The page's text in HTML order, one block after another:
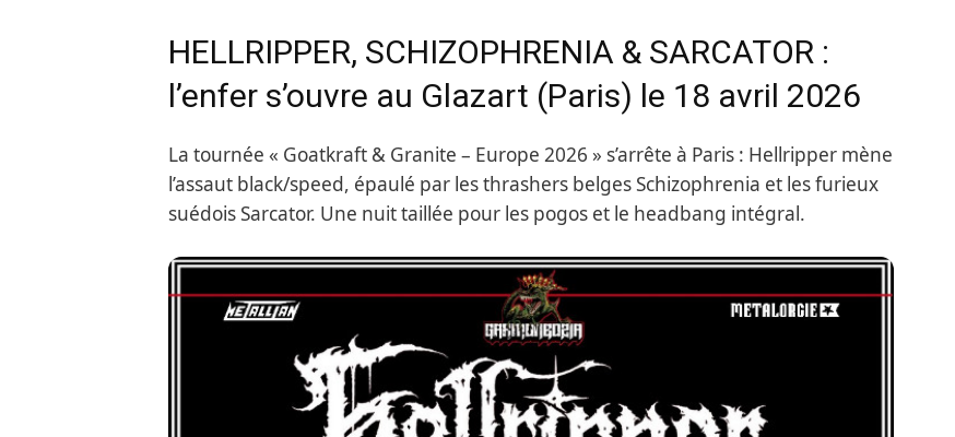
HELLRIPPER, SCHIZOPHRENIA & SARCATOR :
l’enfer s’ouvre au Glazart (Paris) le 18 avril 2026
La tournée « Goatkraft & Granite – Europe 2026 » s’arrête à Paris : Hellripper mène
l’assaut black/speed, épaulé par les thrashers belges Schizophrenia et les furieux
suédois Sarcator. Une nuit taillée pour les pogos et le headbang intégral.